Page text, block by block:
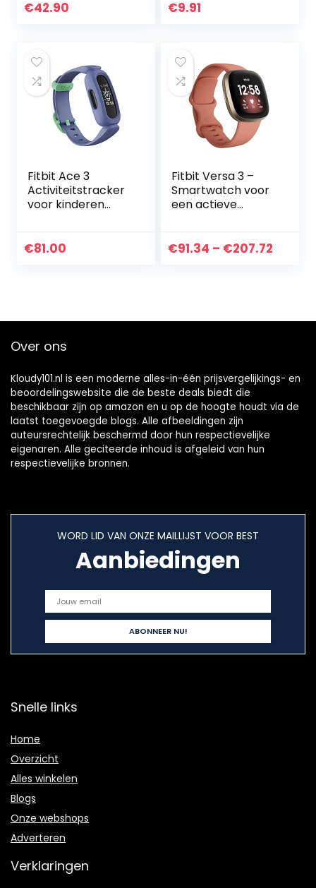
€42.90
met
€9.91
Fitbit Ace 3
Activiteitstracker
voor kinderen
geanimeerde
€81.00
Fitbit Versa 3 –
Smartwatch voor
een actieve
minuten in actieve
€91.34 – €207.72
Over ons
Kloudy101.nl is een moderne alles-in-één prijsvergelijkings- en
beoordelingswebsite die de beste deals biedt die
beschikbaar zijn op amazon en u op de hoogte houdt via de
laatst toegevoegde blogs. Alle afbeeldingen zijn
auteursrechtelijk beschermd door hun respectievelijke
eigenaren. Alle geciteerde inhoud is afgeleid van hun
respectievelijke bronnen.
WORD LID VAN ONZE MAILLIJST VOOR BEST
Aanbiedingen
Snelle links
Home
Overzicht
Alles winkelen
Blogs
Onze webshops
Adverteren
Verklaringen